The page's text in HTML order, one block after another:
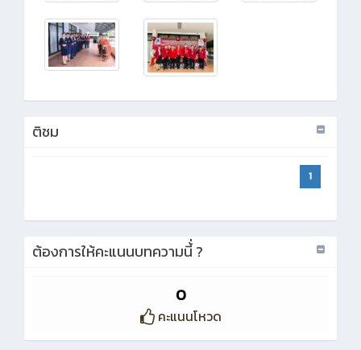
ติชม
1
ต้องการให้คะแนนบทความนี้่ ?
0
คะแนนโหวด